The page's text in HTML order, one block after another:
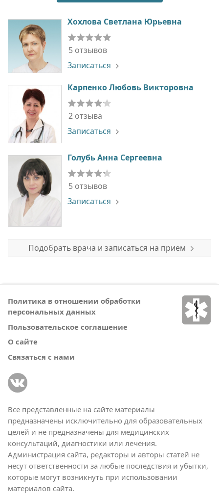
Хохлова Светлана Юрьевна
5 отзывов
Записаться
Карпенко Любовь Викторовна
2 отзыва
Записаться
Голубь Анна Сергеевна
5 отзывов
Записаться
Подобрать врача и записаться на прием
Политика в отношении обработки
персональных данных
Пользовательское соглашение
О сайте
Связаться с нами
Все представленные на сайте материалы
предназначены исключительно для образовательных
целей и не предназначены для медицинских
консультаций, диагностики или лечения.
Администрация сайта, редакторы и авторы статей не
несут ответственности за любые последствия и убытки,
которые могут возникнуть при использовании
материалов сайта.